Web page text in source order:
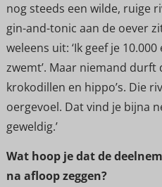
nog steeds een wilde, ruige
gin-and-tonic aan de oever
weleens uit: ‘Ik geef je
zwemt’. Maar niemand
krokodillen en hippo’s. Die
oergevoel. Dat vind je bijna
geweldig.’
Wat hoop je dat de
na afloop zeggen?